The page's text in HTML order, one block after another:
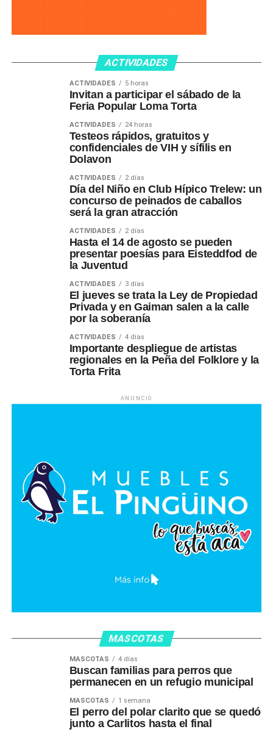
ACTIVIDADES
ACTIVIDADES 5 horas
Invitan a participar el sábado de la
Feria Popular Loma Torta
ACTIVIDADES 24 horas
Testeos rápidos, gratuitos y
confidenciales de VIH y sífilis en
Dolavon
ACTIVIDADES 2 días
Día del Niño en Club Hípico Trelew: un
concurso de peinados de caballos
será la gran atracción
ACTIVIDADES 2 días
Hasta el 14 de agosto se pueden
presentar poesías para Eisteddfod de
la Juventud
ACTIVIDADES 3 días
El jueves se trata la Ley de Propiedad
Privada y en Gaiman salen a la calle
por la soberanía
ACTIVIDADES 4 días
Importante despliegue de artistas
regionales en la Peña del Folklore y la
Torta Frita
ANUNCIO
MASCOTAS
MASCOTAS 4 días
Buscan familias para perros que
permanecen en un refugio municipal
MASCOTAS 1 semana
El perro del polar clarito que se quedó
junto a Carlitos hasta el final